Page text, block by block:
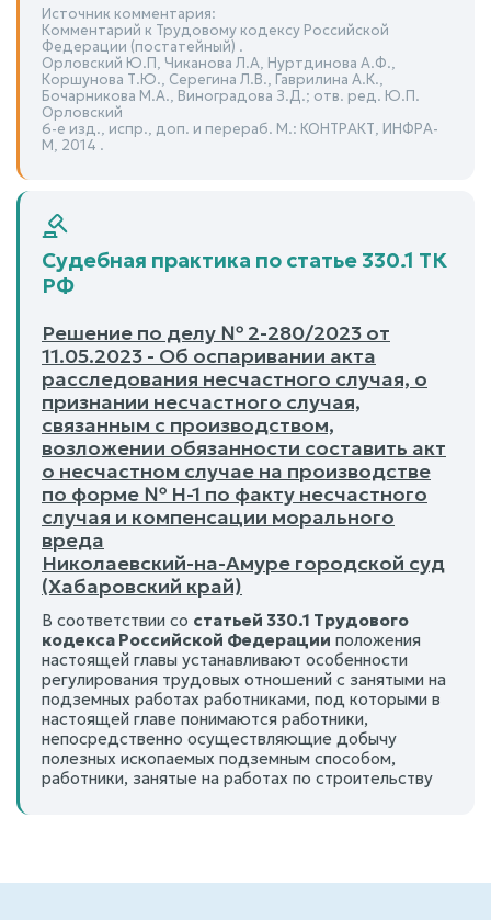
Источник комментария:
Комментарий к Трудовому кодексу Российской
Федерации (постатейный) .
Орловский Ю.П, Чиканова Л.А, Нуртдинова А.Ф.,
Коршунова Т.Ю., Серегина Л.В., Гаврилина А.К.,
Бочарникова М.А., Виноградова З.Д.; отв. ред. Ю.П.
Орловский
6-е изд., испр., доп. и перераб. М.: КОНТРАКТ, ИНФРА-
М, 2014 .
Судебная практика по статье 330.1 ТК
РФ
Решение по делу № 2-280/2023 от
11.05.2023 - Об оспаривании акта
расследования несчастного случая, о
признании несчастного случая,
связанным с производством,
возложении обязанности составить акт
о несчастном случае на производстве
по форме № Н-1 по факту несчастного
случая и компенсации морального
вреда
Николаевский-на-Амуре городской суд
(Хабаровский край)
В соответствии со статьей 330.1 Трудового
кодекса Российской Федерации положения
настоящей главы устанавливают особенности
регулирования трудовых отношений с занятыми на
подземных работах работниками, под которыми в
настоящей главе понимаются работники,
непосредственно осуществляющие добычу
полезных ископаемых подземным способом,
работники, занятые на работах по строительству